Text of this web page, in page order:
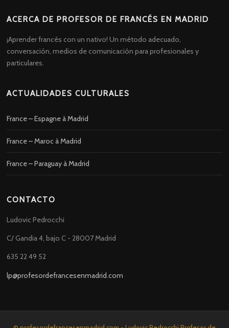
ACERCA DE PROFESOR DE FRANCÉS EN MADRID
¡Aprender francés con un nativo! Un método adecuado,
conversación, medios de comunicación para profesionales y
particulares.
ACTUALIDADES CULTURALES
France – Espagne à Madrid
France – Maroc à Madrid
France – Paraguay à Madrid
CONTACTO
Ludovic Pedrocchi
C/ Gandia 4, bajo C - 28007 Madrid
635 22 49 52
lp@profesordefrancesenmadrid.com